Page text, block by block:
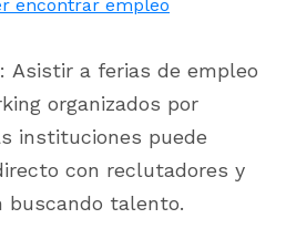
encontrar empleo
: Asistir a ferias de empleo
organizados por
instituciones puede
con reclutadores y
buscando talento.